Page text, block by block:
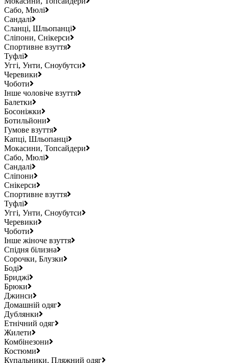
Сабо, Мюлі
Сандалі
Сланці, Шльопанці
Сліпони, Снікерси
Спортивне взуття
Туфлі
Уггі, Унти, Сноубутси
Черевики
Чоботи
Інше чоловіче взуття
Балетки
Босоніжки
Ботильйони
Гумове взуття
Капці, Шльопанці
Мокасини, Топсайдери
Сабо, Мюлі
Сандалі
Сліпони
Снікерси
Спортивне взуття
Туфлі
Уггі, Унти, Сноубутси
Черевики
Чоботи
Інше жіноче взуття
Спідня білизна
Сорочки, Блузки
Боді
Бриджі
Брюки
Джинси
Домашній одяг
Дублянки
Етнічний одяг
Жилети
Комбінезони
Костюми
Купальники, Пляжний одяг